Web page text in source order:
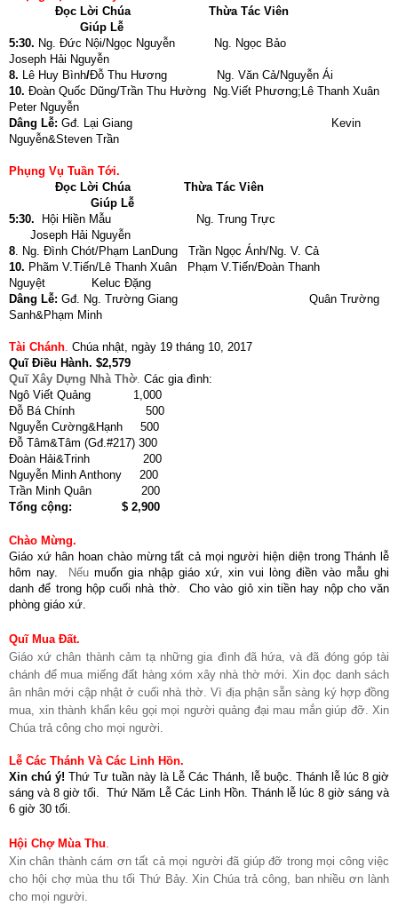
Đọc Lời Chúa
Thừa Tác Viên
Giúp Lễ
5:30. Ng. Đức Nội/Ngọc Nguyễn Ng. Ngọc Bảo
Joseph Hải Nguyễn
8. Lê Huy Bình/Đỗ Thu Hương Ng. Văn Cả/Nguyễn Ái
10. Đoàn Quốc Dũng/Trần Thu Hường Ng.Viết Phương;Lê Thanh Xuân
Peter Nguyễn
Dâng Lễ: Gđ. Lại Giang Kevin
Nguyễn&Steven Trần
Phụng Vụ Tuần Tới.
Đọc Lời Chúa
Thừa Tác Viên
Giúp Lễ
5:30. Hội Hiền Mẫu Ng. Trung Trực
Joseph Hải Nguyễn
8. Ng. Đình Chót/Phạm LanDung Trần Ngọc Ánh/Ng. V. Cả
10. Phãm V.Tiến/Lê Thanh Xuân Phạm V.Tiến/Đoàn Thanh
Nguyệt Keluc Đặng
Dâng Lễ: Gđ. Ng. Trường Giang Quân Trường
Sanh&Phạm Minh
Tài Chánh. Chúa nhật, ngày 19 tháng 10, 2017
Quĩ Điều Hành. $2,579
Quĩ Xây Dựng Nhà Thờ. Các gia đình:
Ngô Viết Quảng 1,000
Đỗ Bá Chính 500
Nguyễn Cường&Hạnh 500
Đỗ Tâm&Tâm (Gđ.#217) 300
Đoàn Hải&Trinh 200
Nguyễn Minh Anthony 200
Trần Minh Quân 200
Tổng cộng: $ 2,900
Chào Mừng.
Giáo xứ hân hoan chào mừng tất cả mọi người hiện diện trong Thánh lễ
hôm nay.
Nếu muốn gia nhập giáo xứ, xin vui lòng điền vào mẫu ghi
danh để trong hộp cuối nhà thờ. Cho vào giỏ xin tiền hay nộp cho văn
phòng giáo xứ.
Quĩ Mua Đất.
Giáo xứ chân thành cảm tạ những gia đình đã hứa, và đã đóng góp tài
chánh để mua miếng đất hàng xóm xây nhà thờ mới. Xin đọc danh sách
ân nhân mới cập nhật ở cuối nhà thờ. Vì địa phận sẵn sàng ký hợp đồng
mua, xin thành khẩn kêu gọi mọi người quảng đại mau mắn giúp đỡ. Xin
Chúa trả công cho mọi người.
Lễ Các Thánh Và Các Linh Hồn.
Xin chú ý! Thứ Tư tuần này là Lễ Các Thánh, lễ buộc. Thánh lễ lúc 8 giờ
sáng và 8 giờ tối. Thứ Năm Lễ Các Linh Hồn. Thánh lễ lúc 8 giờ sáng và
6 giờ 30 tối.
Hội Chợ Mùa Thu.
Xin chân thành cám ơn tất cả mọi người đã giúp đỡ trong mọi công việc
cho hội chợ mùa thu tối Thứ Bảy. Xin Chúa trả công, ban nhiều ơn lành
cho mọi người.